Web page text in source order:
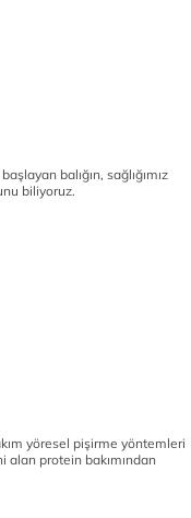
balığın, sağlığımız
biliyoruz.
yöresel pişirme yöntemleri
alan protein bakımından